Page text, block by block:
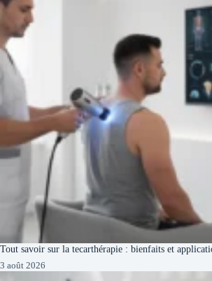
Tout savoir sur la tecarthérapie : bienfaits et
3 août 2026